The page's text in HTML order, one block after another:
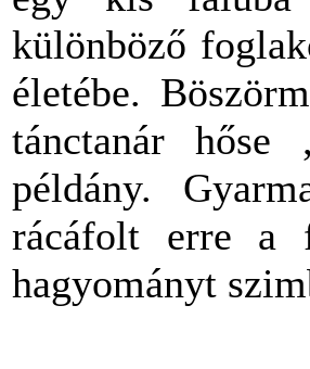
különböző
életébe.
tánctanár hőse
példány.
rácáfolt erre a
hagyományt